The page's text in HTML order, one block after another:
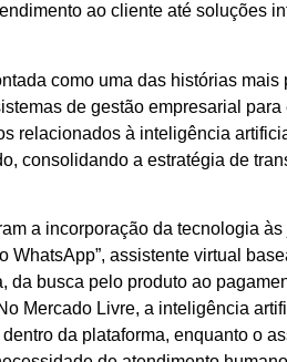
ao cliente até soluções
como uma das histórias
de gestão empresarial
relacionados à inteligência
consolidando a estratégia de
a incorporação da tecnologia
WhatsApp”, assistente virtual
busca pelo produto ao
Mercado Livre, a inteligência
da plataforma, enquanto o